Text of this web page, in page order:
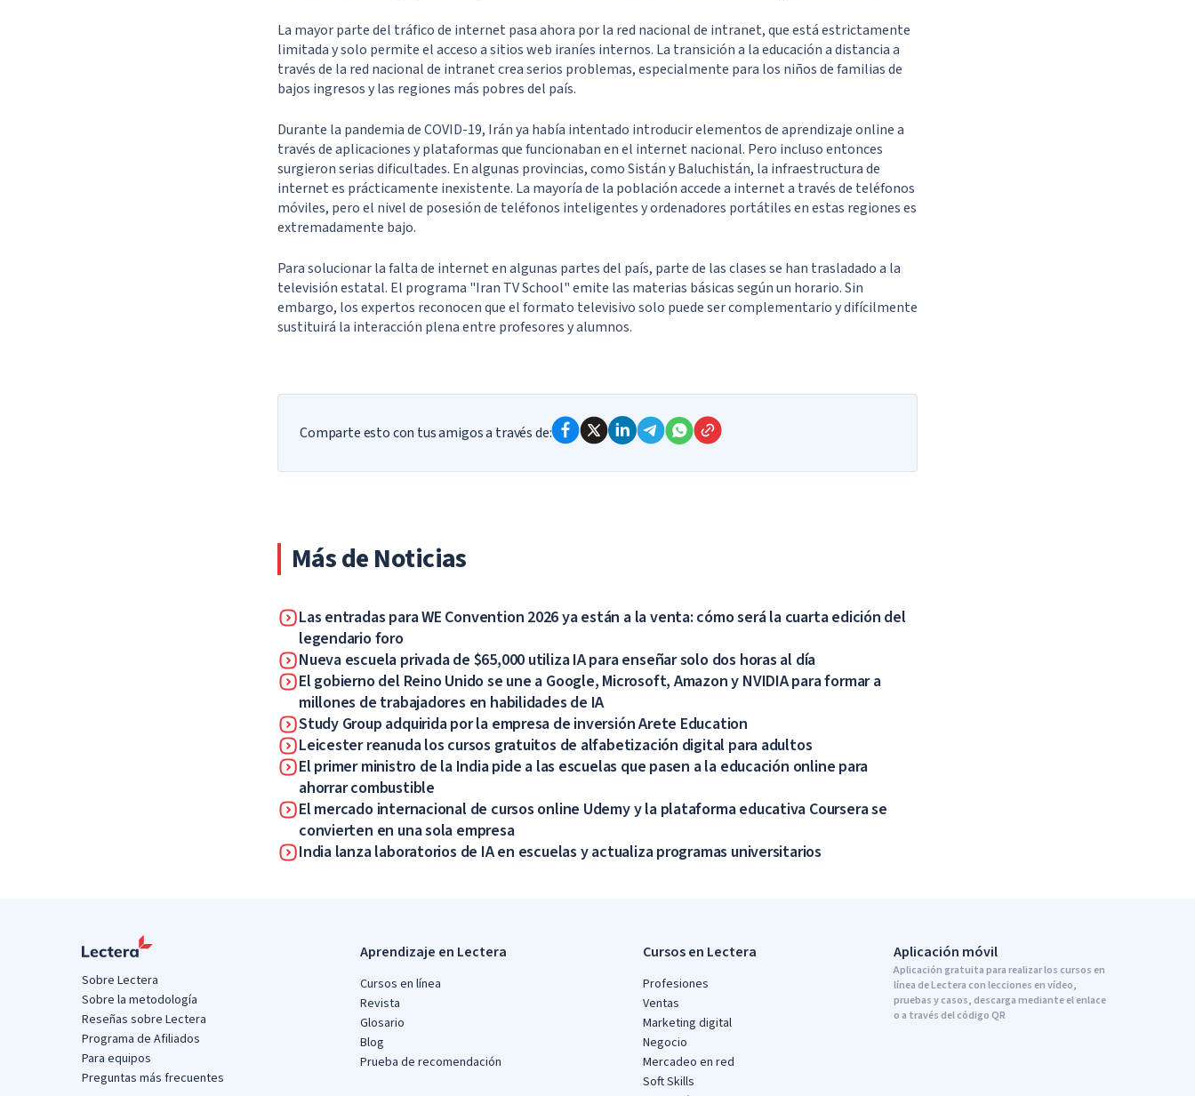
La mayor parte del tráfico de internet pasa ahora por la red nacional de intranet, que está estrictamente
limitada y solo permite el acceso a sitios web iraníes internos. La transición a la educación a distancia a
través de la red nacional de intranet crea serios problemas, especialmente para los niños de familias de
bajos ingresos y las regiones más pobres del país.
Durante la pandemia de COVID-19, Irán ya había intentado introducir elementos de aprendizaje online a
través de aplicaciones y plataformas que funcionaban en el internet nacional. Pero incluso entonces
surgieron serias dificultades. En algunas provincias, como Sistán y Baluchistán, la infraestructura de
internet es prácticamente inexistente. La mayoría de la población accede a internet a través de teléfonos
móviles, pero el nivel de posesión de teléfonos inteligentes y ordenadores portátiles en estas regiones es
extremadamente bajo.
Para solucionar la falta de internet en algunas partes del país, parte de las clases se han trasladado a la
televisión estatal. El programa "Iran TV School" emite las materias básicas según un horario. Sin
embargo, los expertos reconocen que el formato televisivo solo puede ser complementario y difícilmente
sustituirá la interacción plena entre profesores y alumnos.
Comparte esto con tus amigos a través de:
Más de Noticias
Las entradas para WE Convention 2026 ya están a la venta: cómo será la cuarta edición del
legendario foro
Nueva escuela privada de $65,000 utiliza IA para enseñar solo dos horas al día
El gobierno del Reino Unido se une a Google, Microsoft, Amazon y NVIDIA para formar a
millones de trabajadores en habilidades de IA
Study Group adquirida por la empresa de inversión Arete Education
Leicester reanuda los cursos gratuitos de alfabetización digital para adultos
El primer ministro de la India pide a las escuelas que pasen a la educación online para
ahorrar combustible
El mercado internacional de cursos online Udemy y la plataforma educativa Coursera se
convierten en una sola empresa
India lanza laboratorios de IA en escuelas y actualiza programas universitarios
Sobre Lectera
Sobre la metodología
Reseñas sobre Lectera
Programa de Afiliados
Para equipos
Preguntas más frecuentes
Aprendizaje en Lectera
Cursos en línea
Revista
Glosario
Blog
Prueba de recomendación
Cursos en Lectera
Profesiones
Ventas
Marketing digital
Negocio
Mercadeo en red
Soft Skills
Aplicación móvil
Aplicación gratuita para realizar los cursos en
línea de Lectera con lecciones en vídeo,
pruebas y casos, descarga mediante el enlace
o a través del código QR